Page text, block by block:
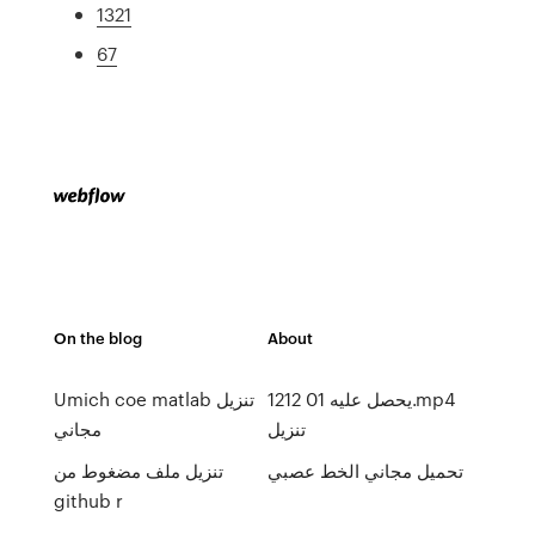
1321
67
On the blog
Umich coe matlab تنزيل
مجاني
تنزيل ملف مضغوط من
github r
About
1212 يحصل عليه 01.mp4
تنزيل
تحميل مجاني الخط عصبي